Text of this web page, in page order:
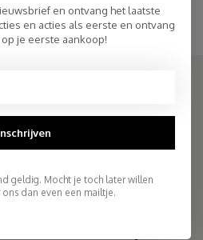
Bruine sjaal in hetzelfde garen.
Bruine muts
van natuurlijke materialen in vele
en ontvang het laatste
en acties als eerste en ontvang
op je eerste aankoop!
geldig. Mocht je toch later willen
dan even een mailtje.